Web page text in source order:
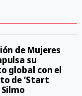
de Mujeres
su
global con el
de ‘Start